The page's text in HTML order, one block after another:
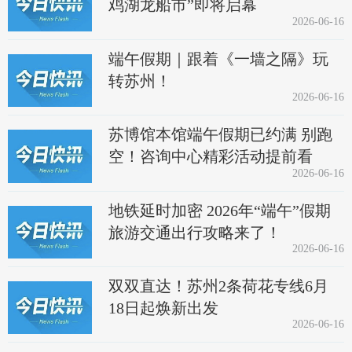
鸡湖龙船市”即将启幕
2026-06-16
端午假期｜跟着《一墙之隔》玩
转苏州！
2026-06-16
苏博馆本馆端午假期已约满 别跑
空！咨询中心精彩活动提前看
2026-06-16
地铁延时加密 2026年“端午”假期
旅游交通出行攻略来了！
2026-06-16
双双直达！苏州2条荷花专线6月
18日起焕新出发
2026-06-16